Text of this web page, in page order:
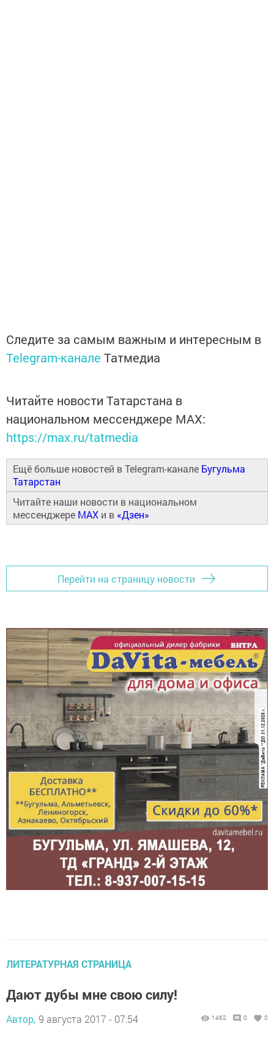
Следите за самым важным и интересным в
Telegram-канале Татмедиа
Читайте новости Татарстана в
национальном мессенджере MАХ:
https://max.ru/tatmedia
Ещё больше новостей в Telegram-канале Бугульма
Татарстан
Читайте наши новости в национальном
мессенджере MAX и в «Дзен»
Перейти на страницу новости
ЛИТЕРАТУРНАЯ СТРАНИЦА
Дают дубы мне свою силу!
Автор, 9 августа 2017 - 07:54 1462 0 0